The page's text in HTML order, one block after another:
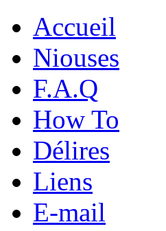
Accueil
Niouses
F.A.Q
How To
Délires
Liens
E-mail